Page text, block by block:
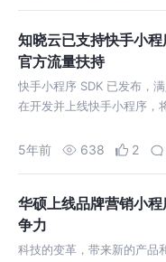
知晓云已支持快手小
官方流量扶持
快手小程序 SDK 已发布，
在开发并上线快手小程序，
5年前 638 2
华硕上线品牌营销小
争力
科技的变革，带来新的产品